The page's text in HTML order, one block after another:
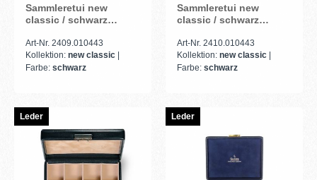
Sammleretui new
classic / schwarz
Art-Nr. 2409.010443
Kollektion: new classic
Farbe: schwarz
Sammleretui new
classic / schwarz
Art-Nr. 2410.010443
Kollektion: new classic
Farbe: schwarz
Leder Leder